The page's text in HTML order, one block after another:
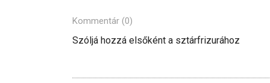
Kommentár (0)
Szóljá hozzá elsőként a sztárfrizurához